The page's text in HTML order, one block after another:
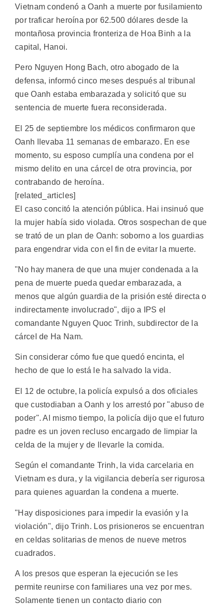
Vietnam condenó a Oanh a muerte por fusilamiento
por traficar heroína por 62.500 dólares desde la
montañosa provincia fronteriza de Hoa Binh a la
capital, Hanoi.
Pero Nguyen Hong Bach, otro abogado de la
defensa, informó cinco meses después al tribunal
que Oanh estaba embarazada y solicitó que su
sentencia de muerte fuera reconsiderada.
El 25 de septiembre los médicos confirmaron que
Oanh llevaba 11 semanas de embarazo. En ese
momento, su esposo cumplía una condena por el
mismo delito en una cárcel de otra provincia, por
contrabando de heroína.
[related_articles]
El caso concitó la atención pública. Hai insinuó que
la mujer había sido violada. Otros sospechan de que
se trató de un plan de Oanh: soborno a los guardias
para engendrar vida con el fin de evitar la muerte.
"No hay manera de que una mujer condenada a la
pena de muerte pueda quedar embarazada, a
menos que algún guardia de la prisión esté directa o
indirectamente involucrado", dijo a IPS el
comandante Nguyen Quoc Trinh, subdirector de la
cárcel de Ha Nam.
Sin considerar cómo fue que quedó encinta, el
hecho de que lo está le ha salvado la vida.
El 12 de octubre, la policía expulsó a dos oficiales
que custodiaban a Oanh y los arrestó por "abuso de
poder". Al mismo tiempo, la policía dijo que el futuro
padre es un joven recluso encargado de limpiar la
celda de la mujer y de llevarle la comida.
Según el comandante Trinh, la vida carcelaria en
Vietnam es dura, y la vigilancia debería ser rigurosa
para quienes aguardan la condena a muerte.
"Hay disposiciones para impedir la evasión y la
violación", dijo Trinh. Los prisioneros se encuentran
en celdas solitarias de menos de nueve metros
cuadrados.
A los presos que esperan la ejecución se les
permite reunirse con familiares una vez por mes.
Solamente tienen un contacto diario con